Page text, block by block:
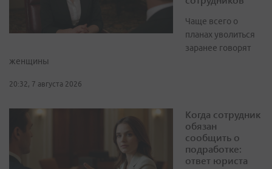
Чаще всего о
планах уволиться
заранее говорят
женщины
20:32, 7 августа 2026
Когда сотрудник
обязан
сообщить о
подработке:
ответ юриста